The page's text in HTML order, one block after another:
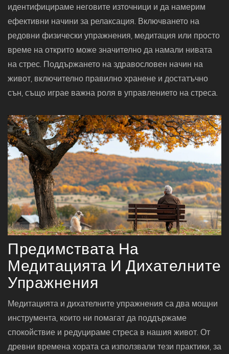
идентифицираме неговите източници и да намерим
ефективни начини за релаксация. Включването на
редовни физически упражнения, медитация или просто
време на открито може значително да намали нивата
на стрес. Поддържането на здравословен начин на
живот, включително правилно хранене и достатъчно
сън, също играе важна роля в управлението на стреса.
Предимствата На
Медитацията И Дихателните
Упражнения
Медитацията и дихателните упражнения са два мощни
инструмента, които ни помагат да поддържаме
спокойствие и редуцираме стреса в нашия живот. От
древни времена хората са използвали тези практики, за